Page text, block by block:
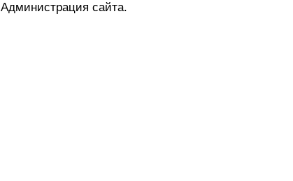
Администрация сайта.